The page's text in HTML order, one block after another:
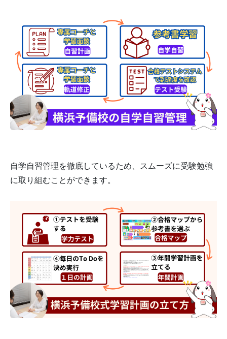
自学自習管理を徹底しているため、スムーズに受験勉強
に取り組むことができます。